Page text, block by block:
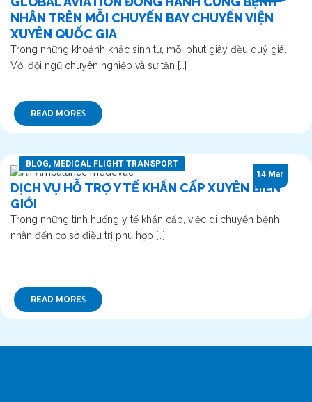
NHÂN TRÊN MỖI CHUYẾN BAY CHUYỂN VIỆN
XUYÊN QUỐC GIA
Trong những khoảnh khắc sinh tử, mỗi phút giây đều quý giá.
Với đội ngũ chuyên nghiệp và sự tận […]
READ MORE
14 Mar
BLOG, MEDICAL FLIGHT TRANSPORT
DỊCH VỤ HỖ TRỢ Y TẾ KHẨN CẤP XUYÊN BIÊN
GIỚI
Trong những tình huống y tế khẩn cấp, việc di chuyển bệnh
nhân đến cơ sở điều trị phù hợp […]
READ MORE